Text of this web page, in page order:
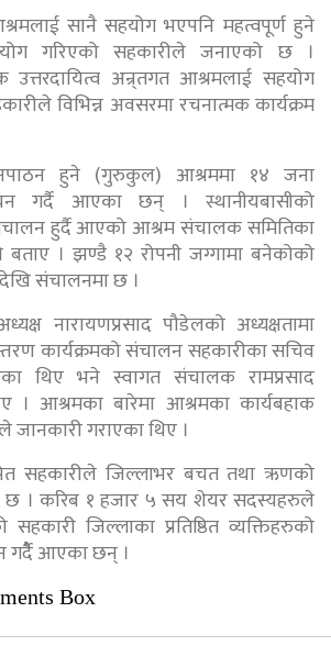
सानै सहयोग भएपनि महत्वपूर्ण हुने
गरिएको सहकारीले जनाएको छ ।
उत्तरदायित्व अन्र्तगत आश्रमलाई सहयोग
विभिन्न अवसरमा रचनात्मक कार्यक्रम
हुने (गुरुकुल) आश्रममा १४ जना
गर्दै आएका छन् । स्थानीयबासीको
हुर्दै आएको आश्रम संचालक समितिका
। झण्डै १२ रोपनी जग्गामा बनेकोको
संचालनमा छ ।
नारायणप्रसाद पौडेलको अध्यक्षतामा
कार्यक्रमको संचालन सहकारीका सचिव
थिए भने स्वागत संचालक रामप्रसाद
। आश्रमका बारेमा आश्रमका कार्यबहाक
जानकारी गराएका थिए ।
सहकारीले जिल्लाभर बचत तथा ऋणको
छ । करिब १ हजार ५ सय शेयर सदस्यहरुले
जिल्लाका प्रतिष्ठित व्यक्तिहरुको
गर्दैै आएका छन् ।
Box